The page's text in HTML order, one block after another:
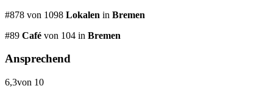
#878 von 1098 Lokalen in Bremen
#89 Café von 104 in Bremen
Ansprechend
6,3von 10